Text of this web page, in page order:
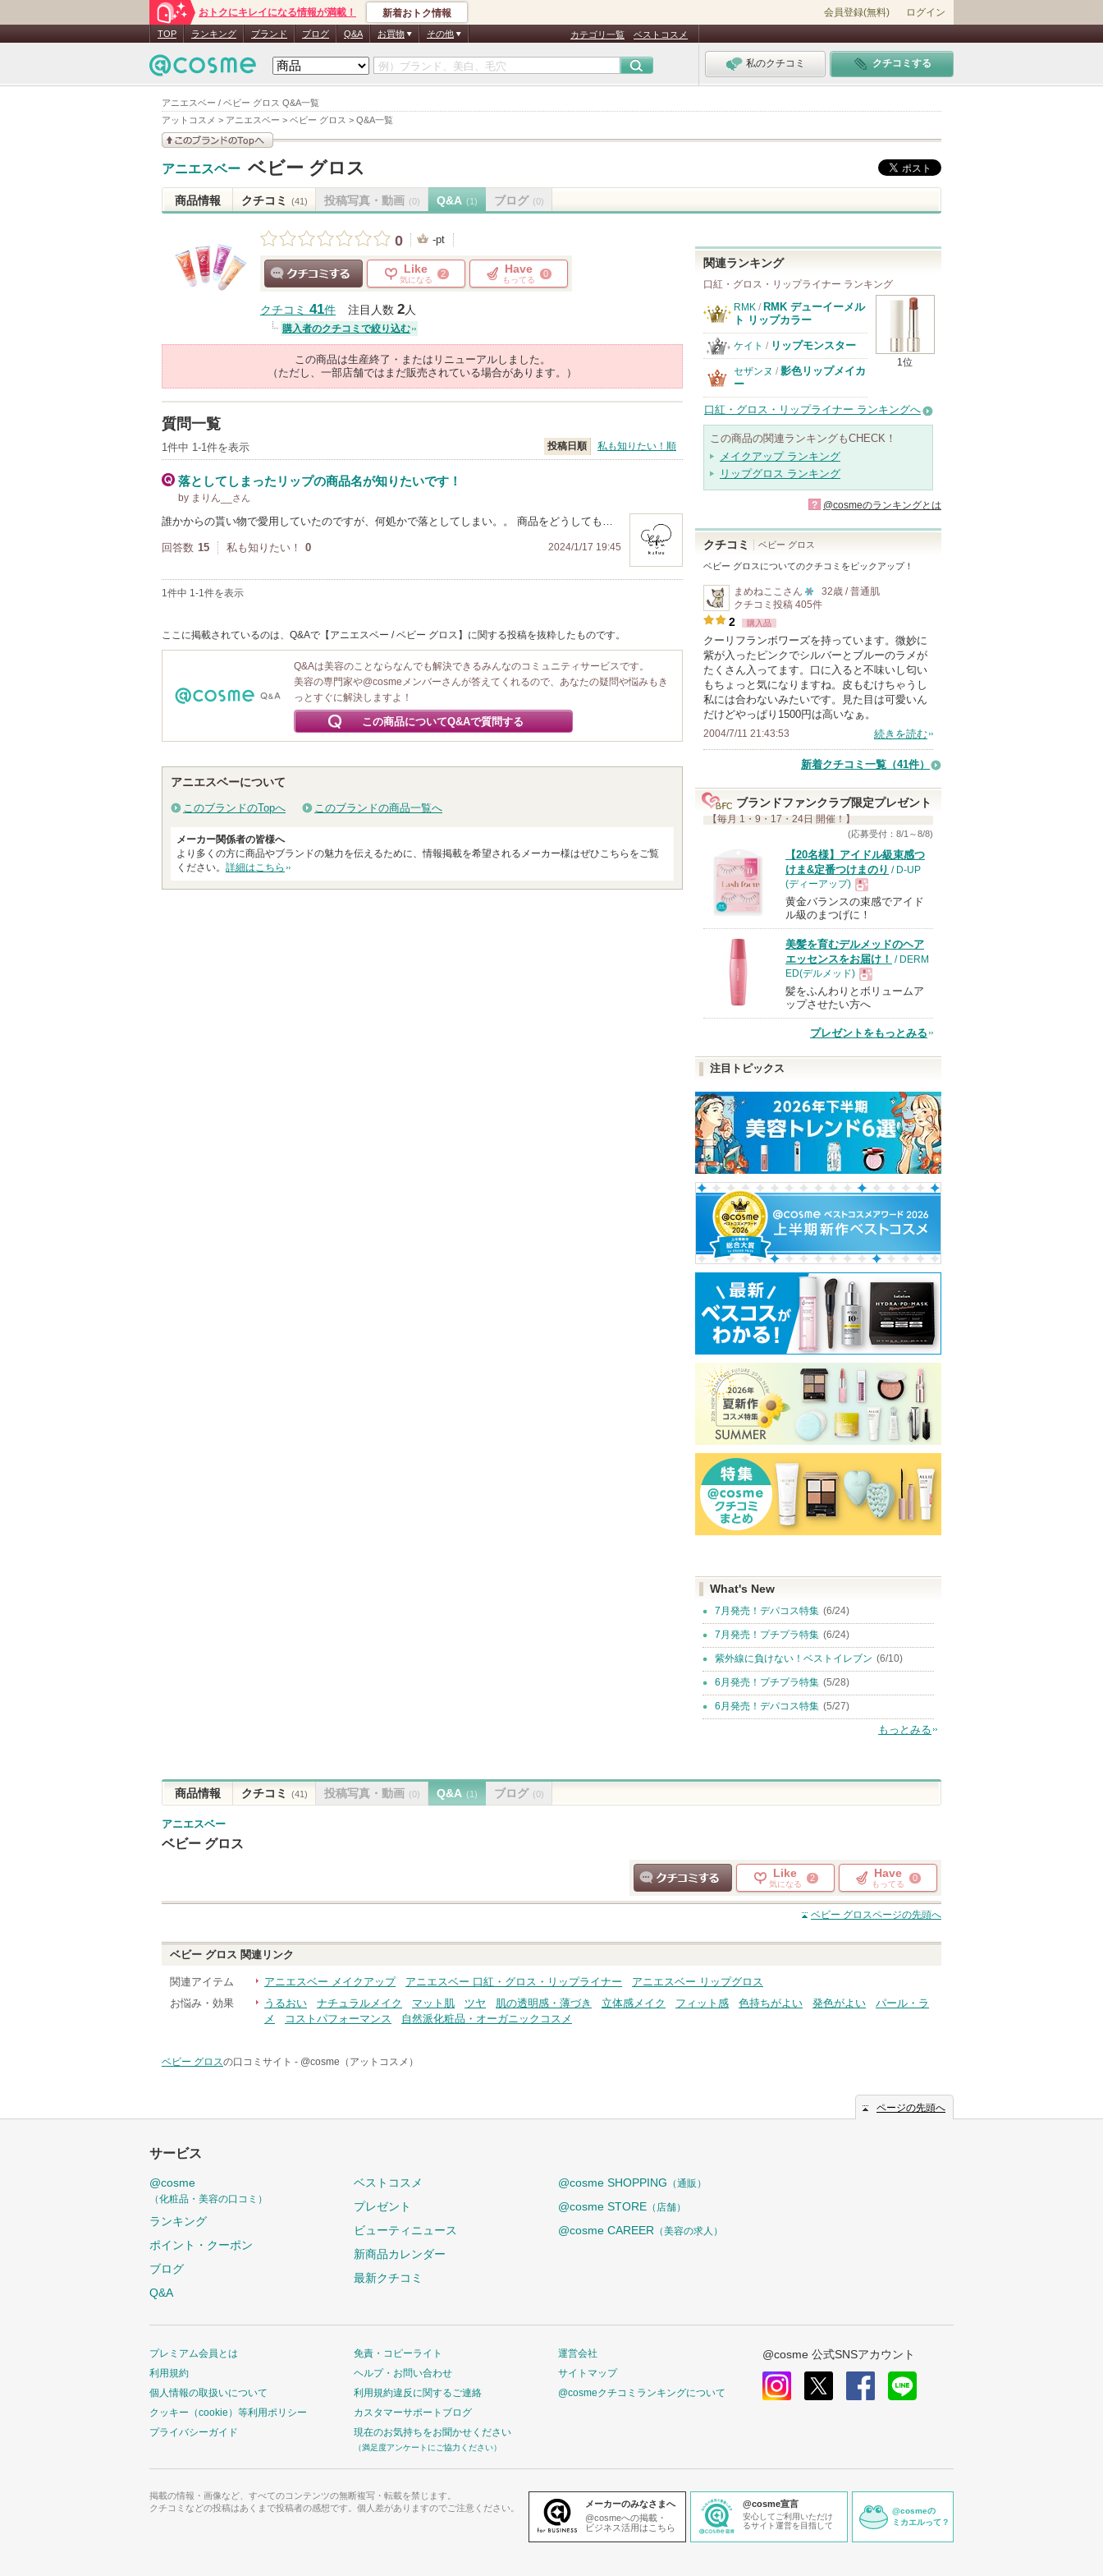
アニエスベー / ベビー グロス Q&A一覧
アットコスメ > アニエスベー > ベビー グロス > Q&A一覧
おトクにキレイになる情報が満載！ 新着おトク情報 会員登録(無料) ログイン
TOP ランキング ブランド ブログ Q&A お買物 その他 カテゴリ一覧 ベストコスメ
私のクチコミ クチコミする
このブランドの情報を
アニエスベー ベビー グロス
商品情報 クチコミ (41) 投稿写真・動画 (0) Q&A (1) ブログ (0)
0 -pt
Like
気になる
2 Have
もってる
0
クチコミ 41件 注目人数 2人
購入者のクチコミで絞り込む
この商品は生産終了・またはリニューアルしました。
（ただし、一部店舗ではまだ販売されている場合があります。）
質問一覧
1件中 1-1件を表示 投稿日順 私も知りたい！順
落としてしまったリップの商品名が知りたいです！
by まりん__ さん
誰かからの貰い物で愛用していたのですが、何処かで落としてしまい。。 商品をどうしても…
回答数 15 私も知りたい！ 0 2024/1/17 19:45
1件中 1-1件を表示
ここに掲載されているのは、Q&Aで【アニエスベー / ベビー グロス】に関する投稿を抜粋したものです。
Q&Aは美容のことならなんでも解決できるみんなのコミュニティサービスです。
美容の専門家や@cosmeメンバーさんが答えてくれるので、あなたの疑問や悩みもき
っとすぐに解決しますよ！
この商品についてQ&Aで質問する
アニエスベーについて
このブランドのTopへ このブランドの商品一覧へ
メーカー関係者の皆様へ
より多くの方に商品やブランドの魅力を伝えるために、情報掲載を希望されるメーカー様はぜひこちらをご覧
ください。 詳細はこちら
関連ランキング
口紅・グロス・リップライナー ランキング
1位
RMK / RMK デューイーメル
ト リップカラー
ケイト / リップモンスター
セザンヌ / 影色リップメイカ
ー
口紅・グロス・リップライナー ランキングへ
この商品の関連ランキングもCHECK！
メイクアップ ランキング
リップグロス ランキング
? @cosmeのランキングとは
クチコミ ベビー グロス
ベビー グロス についてのクチコミをピックアップ！
まめねここ さん
10
以
上
の
メ
ン
ー
お
気
入
り
登
録
さ
れ
て
い
ま
す
32歳 / 普通肌
クチコミ投稿 405件
2 購入品
クーリフランボワーズを持っています。微妙に
紫が入ったピンクでシルバーとブルーのラメが
たくさん入ってます。口に入ると不味いし匂い
もちょっと気になりますね。皮もむけちゃうし
私には合わないみたいです。見た目は可愛いん
だけどやっぱり1500円は高いなぁ。
2004/7/11 21:43:53 続きを読む
新着クチコミ一覧 （41件）
ブランドファンクラブ限定プレゼント
【毎月 1・9・17・24日 開催！】
(応募受付：8/1～8/8)
【20名様】アイドル級束感つ
けま&定番つけまのり / D-UP
(ディーアップ)
現
品
黄金バランスの束感でアイド
ル級のまつげに！
美髪を育むデルメッドのヘア
エッセンスをお届け！ / DERM
ED(デルメッド)
現
品
髪をふんわりとボリュームア
ップさせたい方へ
プレゼントをもっとみる
注目トピックス
What's New
7月発売！デパコス特集 (6/24)
7月発売！プチプラ特集 (6/24)
紫外線に負けない！ベストイレブン (6/10)
6月発売！プチプラ特集 (5/28)
6月発売！デパコス特集 (5/27)
もっとみる
商品情報 クチコミ (41) 投稿写真・動画 (0) Q&A (1) ブログ (0)
アニエスベー
ベビー グロス
クチコミする
Like
気になる
2 Have
もってる
0
ベビー グロスページの先頭へ
ベビー グロス 関連リンク
関連アイテム アニエスベー メイクアップ アニエスベー 口紅・グロス・リップライナー
アニエスベー リップグロス
お悩み・効果
うるおい ナチュラルメイク マット肌 ツヤ 肌の透明感・薄づき 立体感メイク フィット感 色持ちがよい 発色がよい
パール・ラ
メ
コストパフォーマンス 自然派化粧品・オーガニックコスメ
ベビー グロスの口コミサイト - @cosme（アットコスメ）
ページの先頭へ
サービス
@cosme
（化粧品・美容の口コミ）
ランキング
ポイント・クーポン
ブログ
Q&A
ベストコスメ
プレゼント
ビューティニュース
新商品カレンダー
最新クチコミ
@cosme SHOPPING （通販）
@cosme STORE （店舗）
@cosme CAREER （美容の求人）
プレミアム会員とは
利用規約
個人情報の取扱いについて
クッキー（cookie）等利用ポリシー
プライバシーガイド
免責・コピーライト
ヘルプ・お問い合わせ
利用規約違反に関するご連絡
カスタマーサポートブログ
現在のお気持ちをお聞かせください
（満足度アンケートにご協力ください）
運営会社
サイトマップ
@cosmeクチコミランキングについて
@cosme 公式SNSアカウント
掲載の情報・画像など、すべてのコンテンツの無断複写・転載を禁じます。
クチコミなどの投稿はあくまで投稿者の感想です。個人差がありますのでご注意ください。
メーカーのみなさまへ
@cosmeへの掲載・
ビジネス活用はこちら
@cosme宣言
安心してご利用いただけ
るサイト運営を目指して
@cosmeの
ミカエルって？